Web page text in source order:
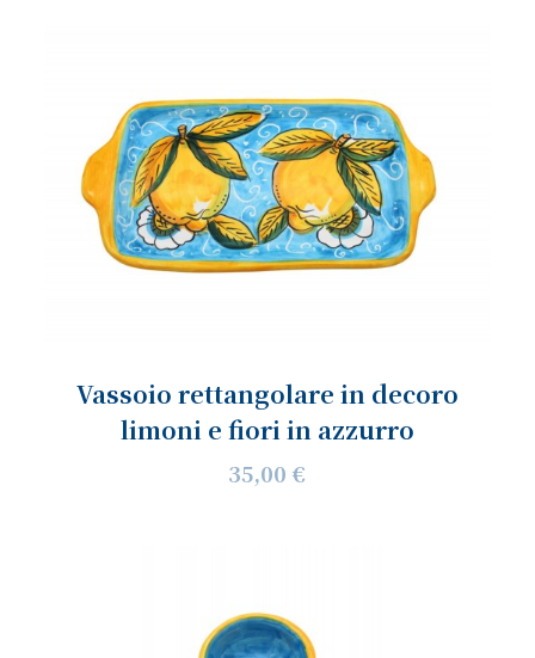
Vassoio rettangolare in decoro
limoni e fiori in azzurro
35,00 €